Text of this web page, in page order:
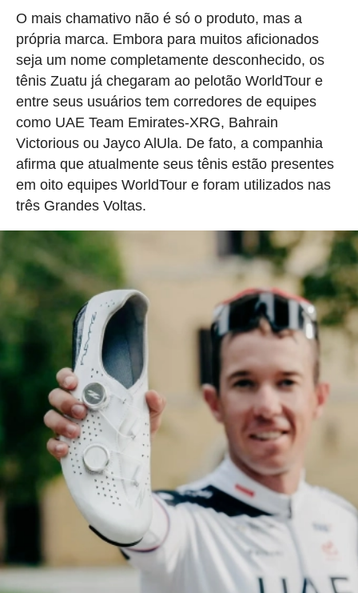
O mais chamativo não é só o produto, mas a
própria marca. Embora para muitos aficionados
seja um nome completamente desconhecido, os
tênis Zuatu já chegaram ao pelotão WorldTour e
entre seus usuários tem corredores de equipes
como UAE Team Emirates-XRG, Bahrain
Victorious ou Jayco AlUla. De fato, a companhia
afirma que atualmente seus tênis estão presentes
em oito equipes WorldTour e foram utilizados nas
três Grandes Voltas.